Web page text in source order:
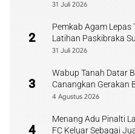
31 Juli 2026
2
Pemkab Agam
Latihan Paskibraka
31 Juli 2026
3
Wabup Tanah Datar
Canangkan Gerakan
4 Agustus 2026
4
Menang Adu Pinalti
FC Keluar Sebagai